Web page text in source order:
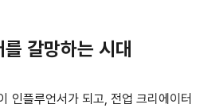
갈망하는 시대
인플루언서가 되고, 전업 크리에이터